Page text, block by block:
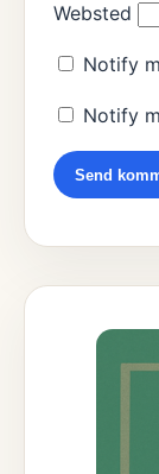
Websted
Notify
Notify